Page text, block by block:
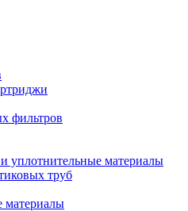
фильтров
уплотнительные материалы
труб
материалы